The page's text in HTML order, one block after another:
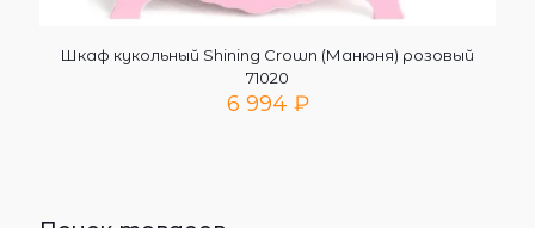
Шкаф кукольный Shining Crown (Манюня) розовый
71020
6 994 ₽